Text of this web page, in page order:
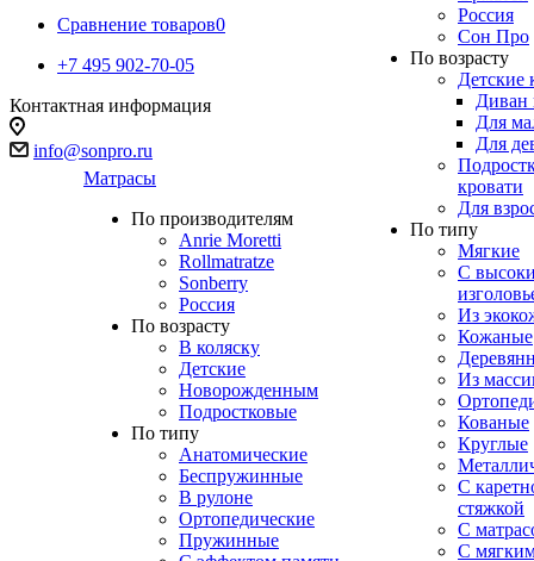
Матрасы
По производителям
Anrie Moretti
Rollmatratze
Sonberry
Россия
По возрасту
В коляску
Детские
Новорожденным
Подростковые
По типу
Анатомические
Беспружинные
В рулоне
Ортопедические
Пружинные
Россия
Сон Про
По возрасту
Детские
Диван
Для
Для
кровати
Для
По типу
Мягкие
C
Из
Кожаные
Из
Кованые
Круглые
С
стяжкой
С
С
Сравнение товаров0
+7 495 902-70-05
Контактная информация
info@sonpro.ru